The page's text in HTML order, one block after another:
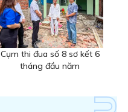
Cụm thi đua số 8 sơ kết 6
tháng đầu năm